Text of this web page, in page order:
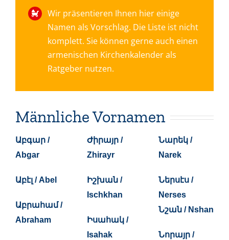
Wir präsentieren Ihnen hier einige
Namen als Vorschlag. Die Liste ist nicht
komplett. Sie können gerne auch einen
armenischen Kirchenkalender als
Ratgeber nutzen.
Männliche Vornamen
Աբգար /
Abgar
Աբէլ / Abel
Աբրահամ /
Abraham
Ժիրայր /
Zhirayr
Իշխան /
Ischkhan
Իսահակ /
Isahak
Նարեկ /
Narek
Ներսէս /
Nerses
Նշան / Nshan
Նորայր /